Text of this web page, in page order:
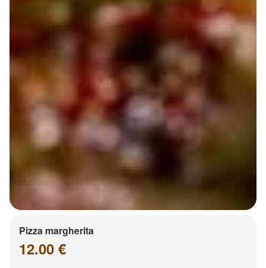
Pizza margherita
12.00 €